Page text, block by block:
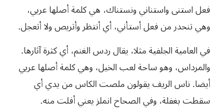
فعل استنى واستناني ونستناك، هي كلمة أصلها عربي،
وهي تنحدر من فعل أستأني، أي أنتظر وأتربص ولا أتعجل.
في العامية الجلفية مثلا، يقال ردس الغنم، أي كثرة آثارها.
والمرداس، وهو ساحة لعب الخيل، وهي كلمة أصلها عربي
أيضا. ناس الريف يقولون ملصت الكاس من يدي أي
سقطت بغفلة، وفي الصحاح انملز يعني أفلت منه.